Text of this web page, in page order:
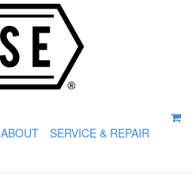
ABOUT
SERVICE & REPAIR